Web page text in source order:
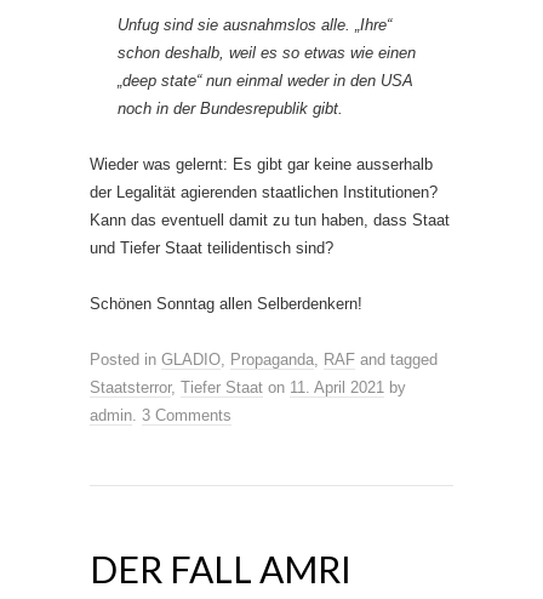
Unfug sind sie ausnahmslos alle. „Ihre“
schon deshalb, weil es so etwas wie einen
„deep state“ nun einmal weder in den USA
noch in der Bundesrepublik gibt.
Wieder was gelernt: Es gibt gar keine ausserhalb
der Legalität agierenden staatlichen Institutionen?
Kann das eventuell damit zu tun haben, dass Staat
und Tiefer Staat teilidentisch sind?
Schönen Sonntag allen Selberdenkern!
Posted in GLADIO Propaganda RAF and tagged
Staatsterror, Tiefer Staat on 11. April 2021 by
admin 3 Comments
DER FALL AMRI